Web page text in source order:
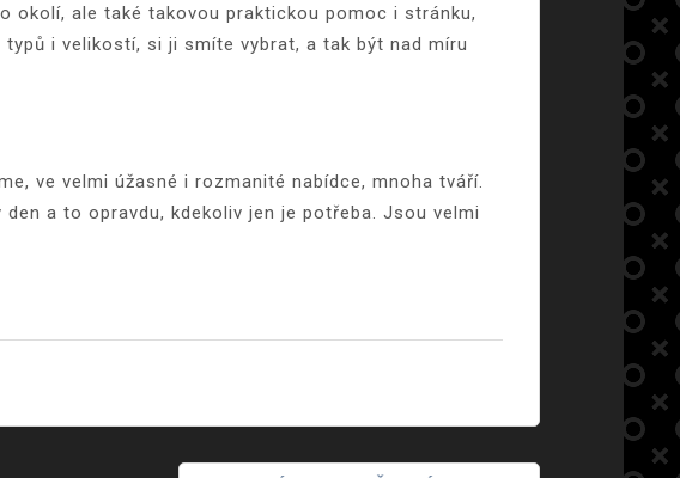
okolí, ale také takovou praktickou pomoc i stránku,
i velikostí, si ji smíte vybrat, a tak být nad míru
ve velmi úžasné i rozmanité nabídce, mnoha tváří.
a to opravdu, kdekoliv jen je potřeba. Jsou velmi